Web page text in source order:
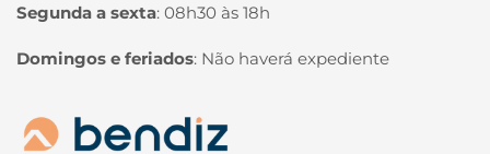
Segunda a sexta: 08h30 às 18h
Domingos e feriados: Não haverá expediente
Página inicial